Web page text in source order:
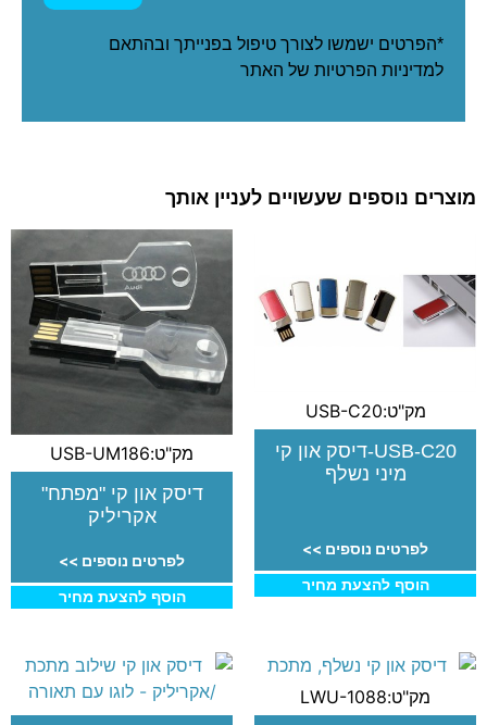
*הפרטים ישמשו לצורך טיפול בפנייתך ובהתאם
למדיניות הפרטיות של האתר
מוצרים נוספים שעשויים לעניין אותך
מק"ט:USB-C20
USB-C20-דיסק און קי
מיני נשלף
לפרטים נוספים >>
הוסף להצעת מחיר
מק"ט:USB-UM186
דיסק און קי "מפתח"
אקריליק
לפרטים נוספים >>
הוסף להצעת מחיר
מק"ט:LWU-1088